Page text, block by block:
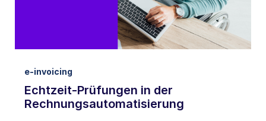
e-invoicing
Echtzeit-Prüfungen in der
Rechnungsautomatisierung